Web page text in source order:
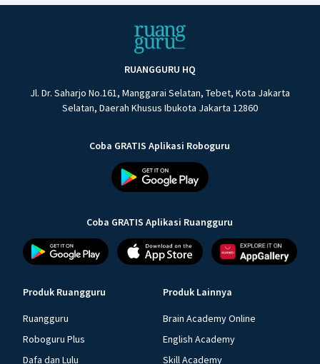
RUANGGURU HQ
Jl. Dr. Saharjo No.161, Manggarai Selatan, Tebet, Kota Jakarta
Selatan, Daerah Khusus Ibukota Jakarta 12860
Coba GRATIS Aplikasi Roboguru
Coba GRATIS Aplikasi Ruangguru
Produk Ruangguru
Ruangguru
Roboguru Plus
Dafa dan Lulu
Produk Lainnya
Brain Academy Online
English Academy
Skill Academy